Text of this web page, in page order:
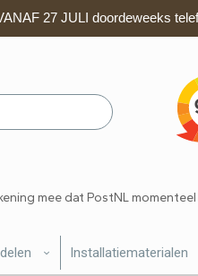
27 JULI doordeweeks
mee dat PostNL
Installatiematerialen